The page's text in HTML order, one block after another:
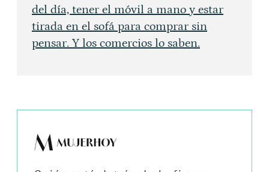
del día, tener el móvil a mano y estar
tirada en el sofá para comprar sin
pensar. Y los comercios lo saben.